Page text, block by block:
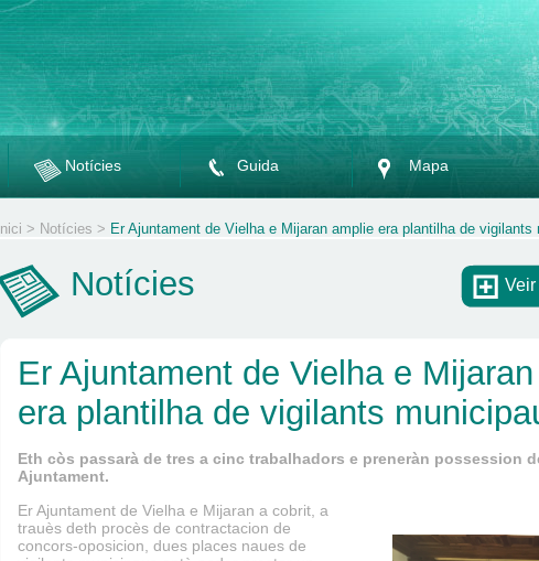
Notícies Guida Mapa
Inici > Notícies > Er Ajuntament de Vielha e Mijaran amplie era plantilha de vigilants
Notícies
Er Ajuntament de Vielha e
era plantilha de vigilants
Eth còs passarà de tres a cinc trabalhadors e preneràn possession
Ajuntament.
Er Ajuntament de Vielha e Mijaran a cobrit, a
trauès deth procès de contractacion de
concors-oposicion, dues places naues de